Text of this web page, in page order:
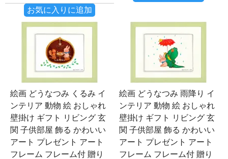
お気に入りに追加
絵画 どうなつみ くるみ イ
ンテリア 動物 絵 おしゃれ
壁掛け ギフト リビング 玄
関 子供部屋 飾る かわいい
アート プレゼント アート
フレーム フレーム付 贈り
絵画 どうなつみ 雨降り イ
ンテリア 動物 絵 おしゃれ
壁掛け ギフト リビング 玄
関 子供部屋 飾る かわいい
アート プレゼント アート
フレーム フレーム付 贈り